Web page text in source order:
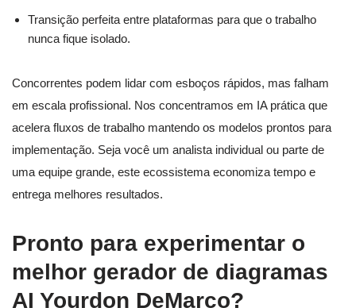
Transição perfeita entre plataformas para que o trabalho
nunca fique isolado.
Concorrentes podem lidar com esboços rápidos, mas falham
em escala profissional. Nos concentramos em IA prática que
acelera fluxos de trabalho mantendo os modelos prontos para
implementação. Seja você um analista individual ou parte de
uma equipe grande, este ecossistema economiza tempo e
entrega melhores resultados.
Pronto para experimentar o
melhor gerador de diagramas
AI Yourdon DeMarco?